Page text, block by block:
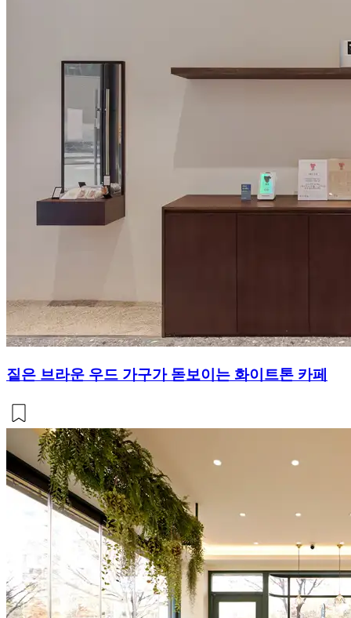
짙은 브라운 우드 가구가 돋보이는 화이트톤 카페